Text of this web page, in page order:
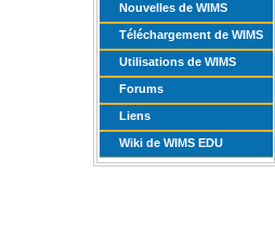
Nouvelles de WIMS
Téléchargement de WIMS
Utilisations de WIMS
Forums
Liens
Wiki de WIMS EDU